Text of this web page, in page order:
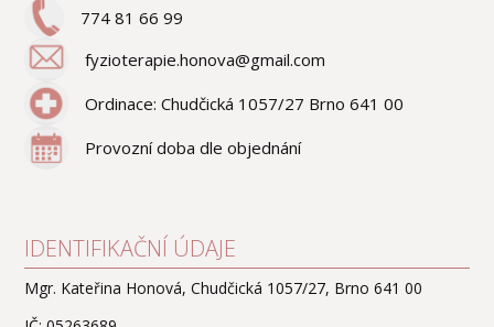
774 81 66 99
fyzioterapie.honova@gmail.com
Ordinace: Chudčická 1057/27 Brno 641 00
Provozní doba dle objednání
IDENTIFIKAČNÍ ÚDAJE
Mgr. Kateřina Honová, Chudčická 1057/27, Brno 641 00